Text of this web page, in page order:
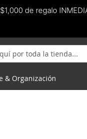
de regalo
& Organización